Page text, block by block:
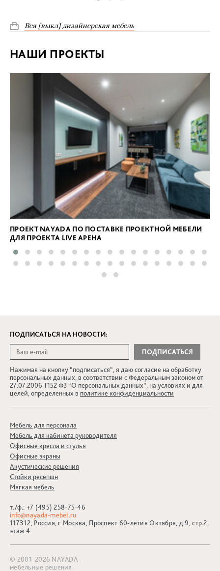
Вся [выкл] дизайнерская мебель
НАШИ ПРОЕКТЫ
ПРОЕКТ NAYADA ПО ПОСТАВКЕ ПРОЕКТНОЙ МЕБЕЛИ
ДЛЯ ПРОЕКТА LIVE АРЕНА
ПОДПИСАТЬСЯ НА НОВОСТИ:
Нажимая на кнопку “подписаться”, я даю согласие на обработку
персональных данных, в соответствии с Федеральным законом от
27.07.2006 Т152 ФЗ “О персональных данных”, на условиях и для
целей, определенных в политике конфиденциальности
Мебель для персонала
Мебель для кабинета руководителя
Офисные кресла и стулья
Офисные экраны
Акустические решения
Стойки ресепшн
Мягкая мебель
т./ф.: +7 (495) 258-75-46
info@nayada-mebel.ru
117312, Россия, г.Москва, Проспект 60-летия Октября, д.9, стр.2,
этаж 4
© 2001-2026 NAYADA -
мебельные решения